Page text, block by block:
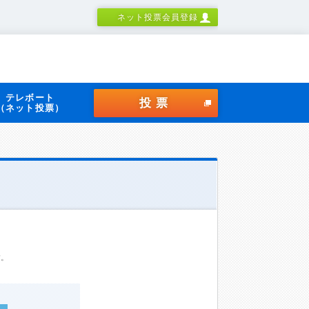
ネット投票会員登録
テレボート
（ネット投票）
投票